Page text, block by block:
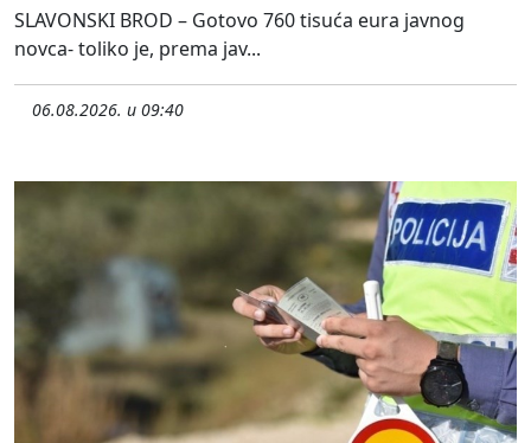
SLAVONSKI BROD – Gotovo 760 tisuća eura javnog
novca- toliko je, prema jav...
06.08.2026. u 09:40